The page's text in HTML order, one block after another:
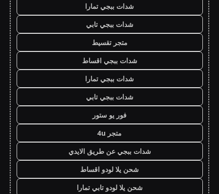
شدات ببجي تمارا
شدات ببجي تابي
متجر تقسيط
شدات ببجي اقساط
شدات ببجي تمارا
شدات ببجي تابي
فور يو ستور
متجر 4u
شدات ببجي عن طريق الايدي
شحن يلا لودو اقساط
شحن يلا لودو تابي تمارا